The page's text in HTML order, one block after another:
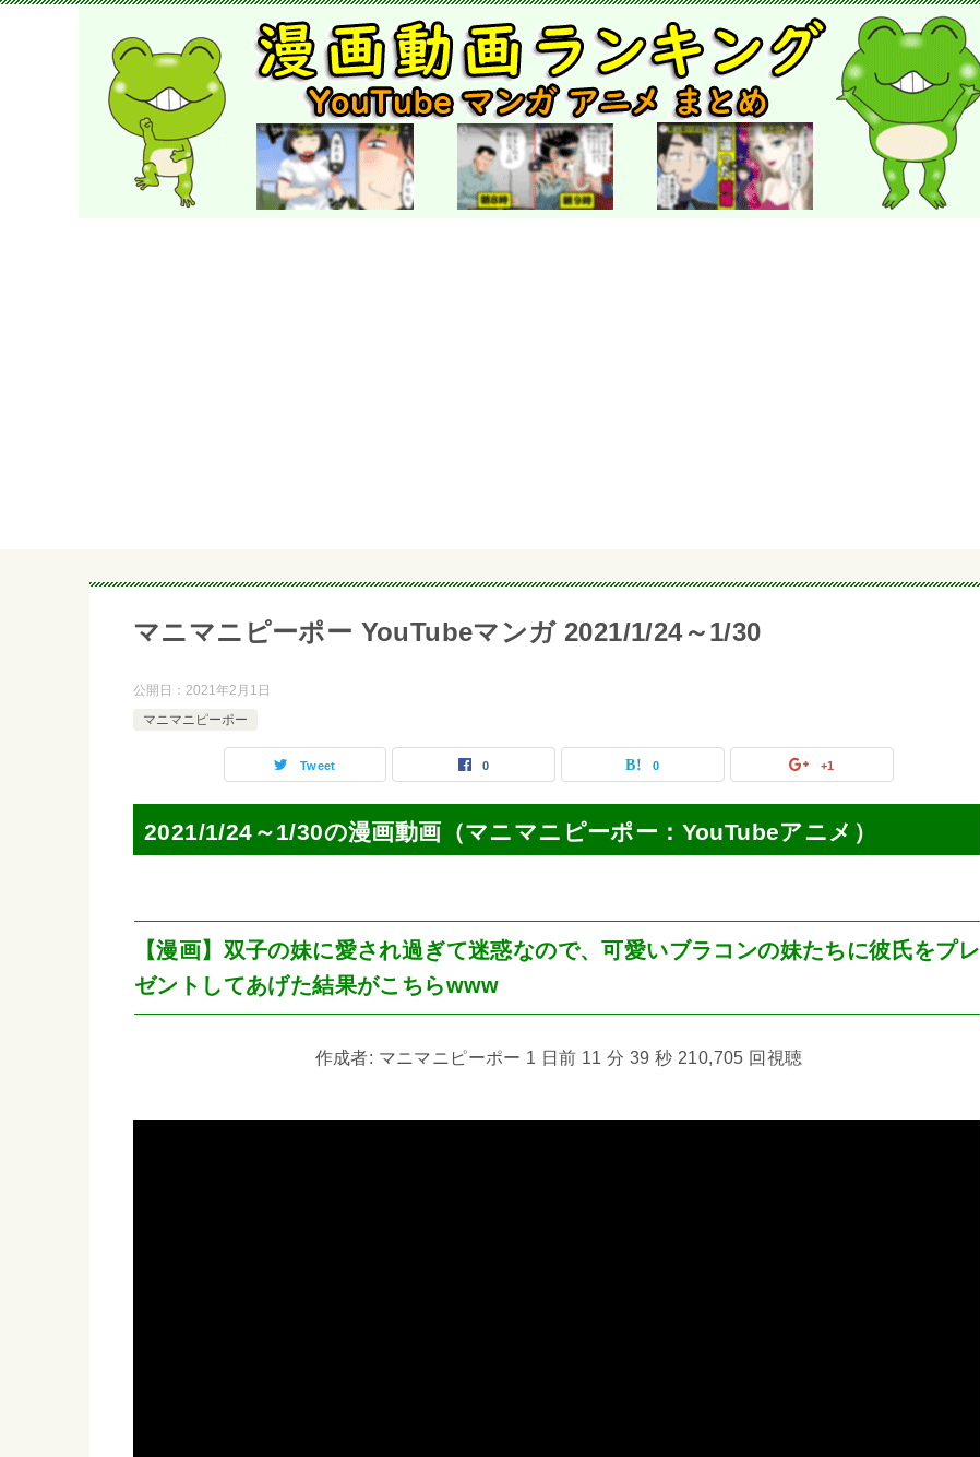
マニマニピーポー YouTubeマンガ 2021/1/24～1/30
公開日： 2021年2月1日
マニマニピーポー
Tweet 0 0 +1
2021/1/24～1/30の漫画動画（マニマニピーポー：YouTubeアニメ）
【漫画】双子の妹に愛され過ぎて迷惑なので、可愛いブラコンの妹たちに彼氏をプレ
ゼントしてあげた結果がこちらwww
作成者: マニマニピーポー 1 日前 11 分 39 秒 210,705 回視聴